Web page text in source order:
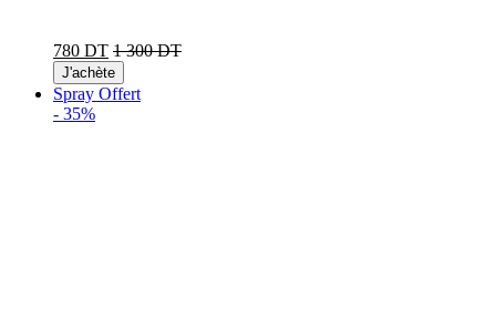
780 DT 1 300 DT
J'achète
Spray Offert
- 35%